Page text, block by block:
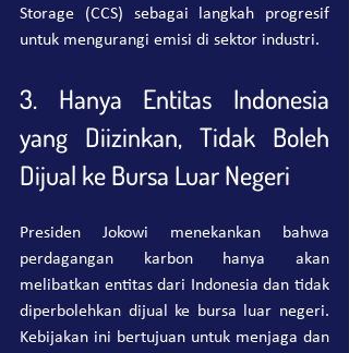
Storage (CCS) sebagai langkah progresif
untuk mengurangi emisi di sektor industri.
3. Hanya Entitas Indonesia
yang Diizinkan, Tidak Boleh
Dijual ke Bursa Luar Negeri
Presiden Jokowi menekankan bahwa
perdagangan karbon hanya akan
melibatkan entitas dari Indonesia dan tidak
diperbolehkan dijual ke bursa luar negeri.
Kebijakan ini bertujuan untuk menjaga dan